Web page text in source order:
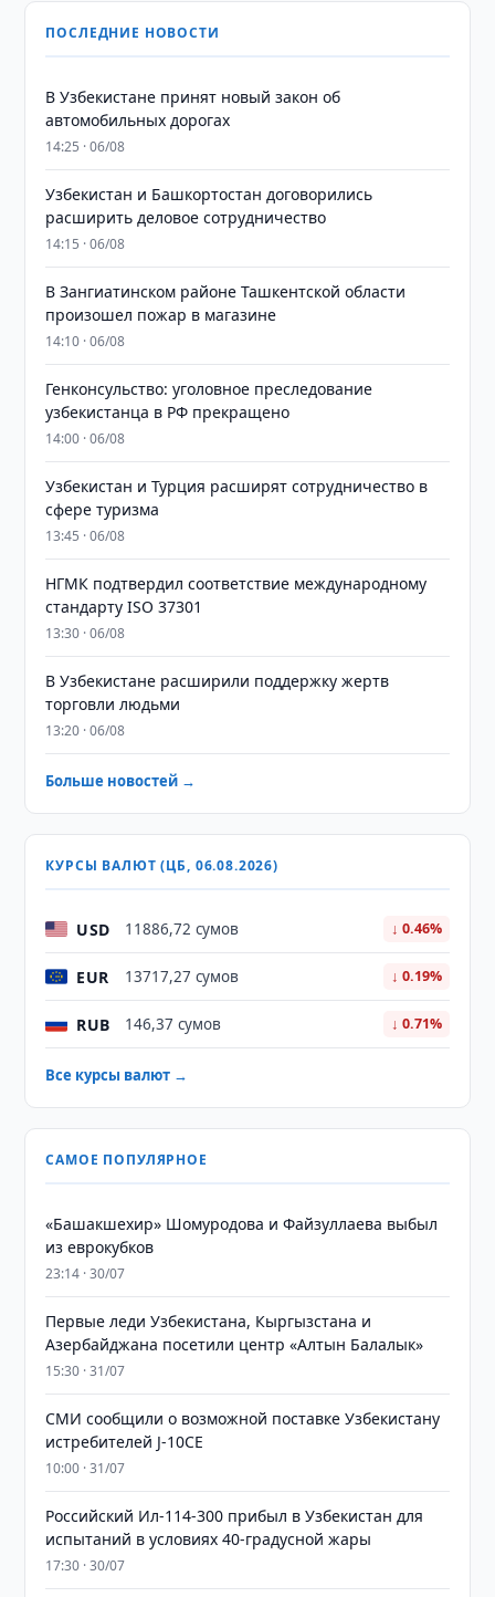
ПОСЛЕДНИЕ НОВОСТИ
В Узбекистане принят новый закон об
автомобильных дорогах
14:25 · 06/08
Узбекистан и Башкортостан договорились
расширить деловое сотрудничество
14:15 · 06/08
В Зангиатинском районе Ташкентской области
произошел пожар в магазине
14:10 · 06/08
Генконсульство: уголовное преследование
узбекистанца в РФ прекращено
14:00 · 06/08
Узбекистан и Турция расширят сотрудничество в
сфере туризма
13:45 · 06/08
НГМК подтвердил соответствие международному
стандарту ISO 37301
13:30 · 06/08
В Узбекистане расширили поддержку жертв
торговли людьми
13:20 · 06/08
Больше новостей →
КУРСЫ ВАЛЮТ (ЦБ, 06.08.2026)
USD 11886,72 сумов ↓ 0.46%
EUR 13717,27 сумов ↓ 0.19%
RUB 146,37 сумов ↓ 0.71%
Все курсы валют →
САМОЕ ПОПУЛЯРНОЕ
«Башакшехир» Шомуродова и Файзуллаева выбыл
из еврокубков
23:14 · 30/07
Первые леди Узбекистана, Кыргызстана и
Азербайджана посетили центр «Алтын Балалык»
15:30 · 31/07
СМИ сообщили о возможной поставке Узбекистану
истребителей J-10CE
10:00 · 31/07
Российский Ил-114-300 прибыл в Узбекистан для
испытаний в условиях 40-градусной жары
17:30 · 30/07